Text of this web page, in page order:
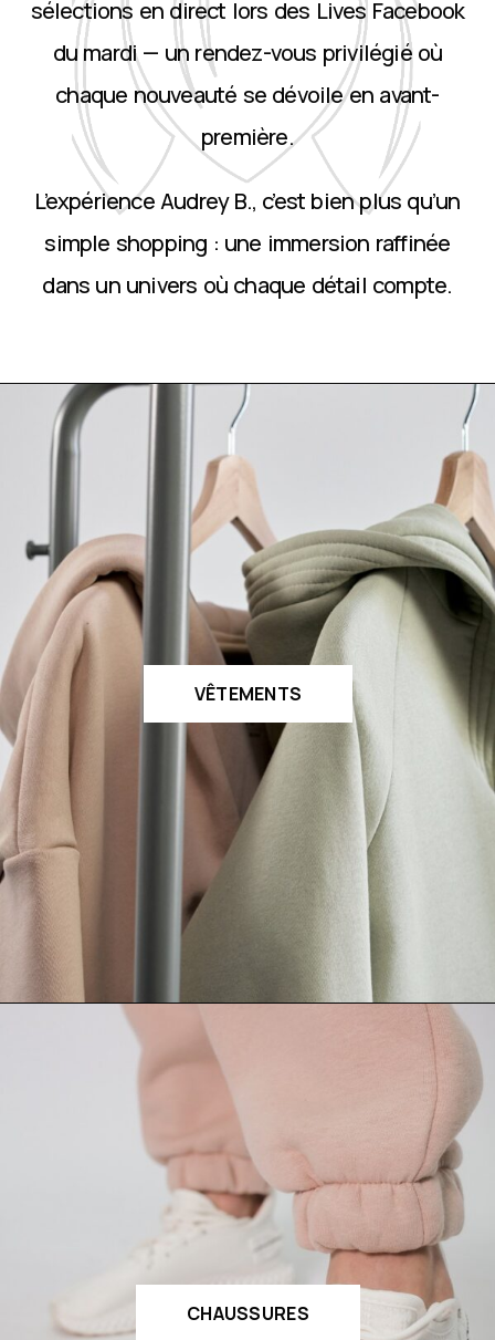
sélections en direct lors des Lives Facebook
du mardi — un rendez-vous privilégié où
chaque nouveauté se dévoile en avant-
première.
L’expérience Audrey B., c’est bien plus qu’un
simple shopping : une immersion raffinée
dans un univers où chaque détail compte.
VÊTEMENTS
CHAUSSURES